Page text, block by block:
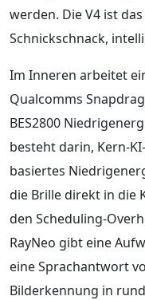
werden. Die V4 ist
Schnickschnack,
Im Inneren arbeitet
Qualcomms
BES2800
besteht darin, Kern-
basiertes
die Brille direkt in die
den Scheduling-
RayNeo gibt eine
eine Sprachantwort
Bilderkennung in